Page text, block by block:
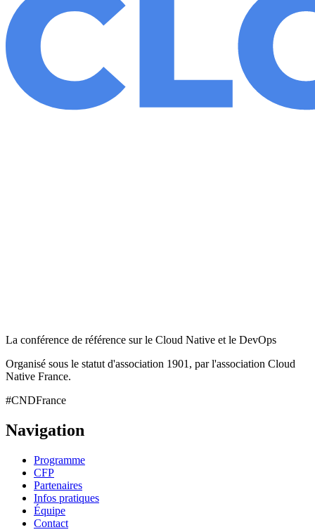
La conférence de référence sur le Cloud Native et le DevOps
Organisé sous le statut d'association 1901, par l'association Cloud
Native France.
#CNDFrance
Navigation
Programme
CFP
Partenaires
Infos pratiques
Équipe
Contact